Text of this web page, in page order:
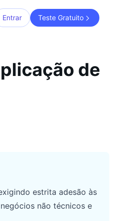
Entrar Teste Gratuito
de
estrita adesão às
não técnicos e